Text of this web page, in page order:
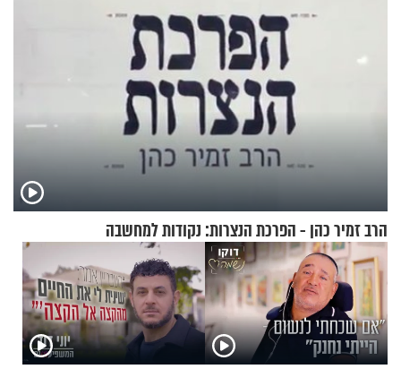
הרב זמיר כהן - הפרכת הנצרות: נקודות למחשבה